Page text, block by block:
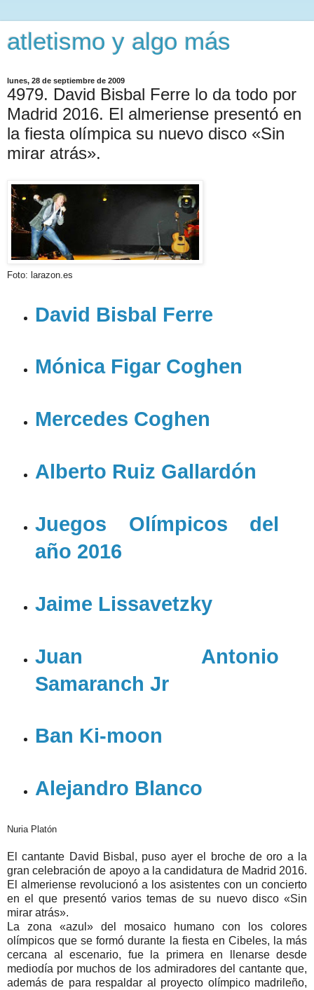
atletismo y algo más
lunes, 28 de septiembre de 2009
4979. David Bisbal Ferre lo da todo por
Madrid 2016. El almeriense presentó en
la fiesta olímpica su nuevo disco «Sin
mirar atrás».
Foto: larazon.es
David Bisbal Ferre
Mónica Figar Coghen
Mercedes Coghen
Alberto Ruiz Gallardón
Juegos Olímpicos del
año 2016
Jaime Lissavetzky
Juan Antonio
Samaranch Jr
Ban Ki-moon
Alejandro Blanco
Nuria Platón
El cantante David Bisbal, puso ayer el broche de oro a la
gran celebración de apoyo a la candidatura de Madrid 2016.
El almeriense revolucionó a los asistentes con un concierto
en el que presentó varios temas de su nuevo disco «Sin
mirar atrás».
La zona «azul» del mosaico humano con los colores
olímpicos que se formó durante la fiesta en Cibeles, la más
cercana al escenario, fue la primera en llenarse desde
mediodía por muchos de los admiradores del cantante que,
además de para respaldar al proyecto olímpico madrileño,